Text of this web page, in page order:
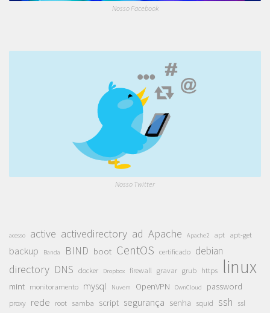
Nosso Facebook
Nosso Twitter
acesso active activedirectory ad Apache Apache2 apt apt-get
backup Banda BIND boot CentOS certificado debian
directory DNS docker Dropbox firewall gravar grub https linux
mint monitoramento mysql Nuvem OpenVPN OwnCloud password
proxy rede root samba script segurança senha squid ssh ssl